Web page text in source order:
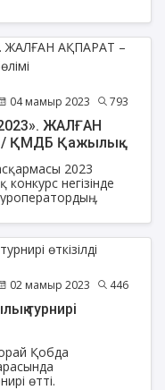
04 мамыр 2023 793
ЖАЛҒАН
ҚМДБ Қажылық
2023
негізінде
02 мамыр 2023 446
турнирі
Қобда
өтті.